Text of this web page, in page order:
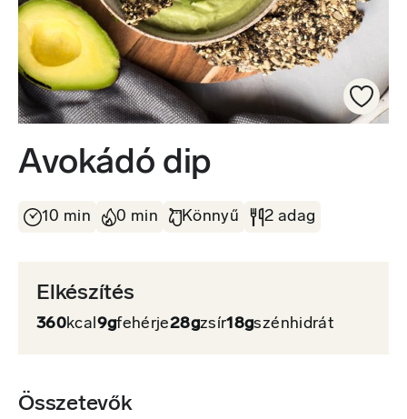
Avokádó dip
10 min 0 min Könnyű 2 adag
Elkészítés
360kcal9gfehérje28gzsír18gszénhidrát
Összetevők